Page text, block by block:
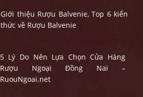
Giới thiệu Rượu Balvenie, Top 6 kiến
thức về Rượu Balvenie
5 Lý Do Nên Lựa Chọn Cửa Hàng
Rượu Ngoại Đồng Nai –
RuouNgoai.net